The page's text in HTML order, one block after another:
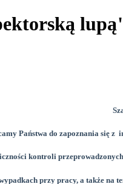
Państwa do zapoznania się z
kontroli
przy pracy, a także